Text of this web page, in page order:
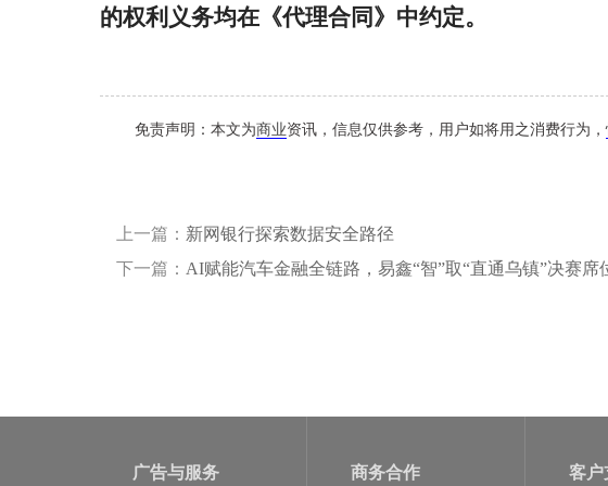
的权利义务均在《代理合同》中约定。
免责声明：本文为商业资讯，信息仅供参考，用户如将用之消费行为，
上一篇： 新网银行探索数据安全路径
下一篇： AI赋能汽车金融全链路，易鑫“智”取“直通乌镇”决赛席
广告与服务 商务合作 客户